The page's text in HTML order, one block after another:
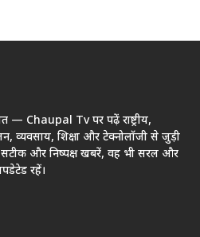
— Chaupal Tv पर पढ़ें राष्ट्रीय,
व्यवसाय, शिक्षा और टेक्नोलॉजी से जुड़ी
और निष्पक्ष खबरें, वह भी सरल और
रहें।